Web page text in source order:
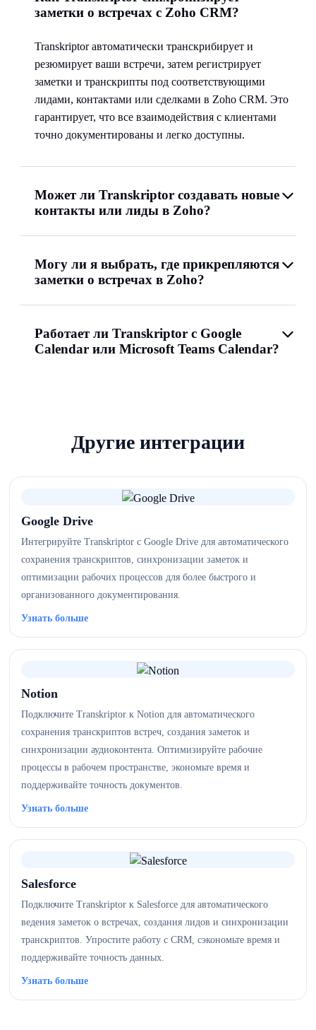
заметки о встречах с Zoho CRM?
Transkriptor автоматически транскрибирует и
резюмирует ваши встречи, затем регистрирует
заметки и транскрипты под соответствующими
лидами, контактами или сделками в Zoho CRM. Это
гарантирует, что все взаимодействия с клиентами
точно документированы и легко доступны.
Может ли Transkriptor создавать новые
контакты или лиды в Zoho?
Могу ли я выбрать, где прикрепляются
заметки о встречах в Zoho?
Работает ли Transkriptor с Google
Calendar или Microsoft Teams Calendar?
Другие интеграции
Google Drive
Интегрируйте Transkriptor с Google Drive для автоматического
сохранения транскриптов, синхронизации заметок и
оптимизации рабочих процессов для более быстрого и
организованного документирования.
Узнать больше
Notion
Подключите Transkriptor к Notion для автоматического
сохранения транскриптов встреч, создания заметок и
синхронизации аудиоконтента. Оптимизируйте рабочие
процессы в рабочем пространстве, экономьте время и
поддерживайте точность документов.
Узнать больше
Salesforce
Подключите Transkriptor к Salesforce для автоматического
ведения заметок о встречах, создания лидов и синхронизации
транскриптов. Упростите работу с CRM, сэкономьте время и
поддерживайте точность данных.
Узнать больше